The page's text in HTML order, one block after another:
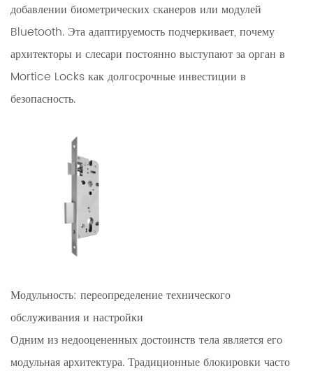
добавлении биометрических сканеров или модулей
Bluetooth. Эта адаптируемость подчеркивает, почему
архитекторы и слесари постоянно выступают за орган в
Mortice Locks как долгосрочные инвестиции в
безопасность.
Модульность: переопределение технического
обслуживания и настройки
Одним из недооцененных достоинств тела является его
модульная архитектура. Традиционные блокировки часто